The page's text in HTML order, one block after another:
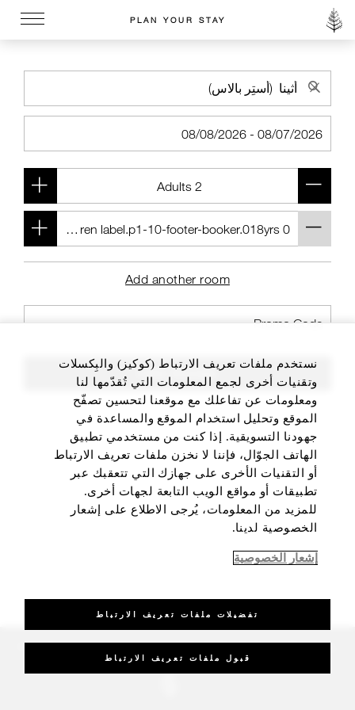
PLAN YOUR STAY
Add another room
FIND ROOMS
نستخدم ملفات تعريف الارتباط (كوكيز) والبِكسلات
وتقنيات أخرى لجمع المعلومات التي تُقدّمها لنا
ومعلومات عن تفاعلك مع موقعنا لتحسين تصفّح
الموقع وتحليل استخدام الموقع والمساعدة في
جهودنا التسويقية. إذا كنت من مستخدمي تطبيق
الهاتف الجوّال، فإننا لا نخزن ملفات تعريف الارتباط
أو التقنيات الأخرى على جهازك التي تتعقبك عبر
تطبيقات أو مواقع الويب التابعة لجهات أخرى.
للمزيد من المعلومات، يُرجى الاطلاع على إشعار
الخصوصية لدينا.
إشعار الخصوصية
تفضيلات ملفات تعريف الارتباط
قبول ملفات تعريف الارتباط